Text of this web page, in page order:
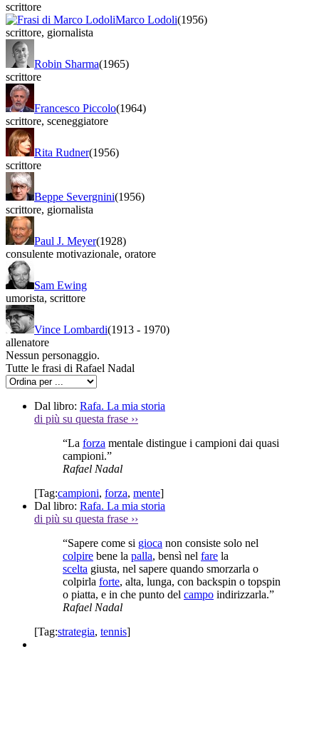
scrittore
Marco Lodoli(1956)
scrittore, giornalista
Robin Sharma(1965)
scrittore
Francesco Piccolo(1964)
scrittore, sceneggiatore
Rita Rudner(1956)
scrittore
Beppe Severgnini(1956)
scrittore, giornalista
Paul J. Meyer(1928)
consulente motivazionale, oratore
Sam Ewing
umorista, scrittore
Vince Lombardi(1913 - 1970)
allenatore
Nessun personaggio.
Tutte le frasi di Rafael Nadal
Dal libro: Rafa. La mia storia
di più su questa frase ››
“La forza mentale distingue i campioni dai quasi
campioni.”
Rafael Nadal
[Tag:campioni, forza, mente]
Dal libro: Rafa. La mia storia
di più su questa frase ››
“Sapere come si gioca non consiste solo nel
colpire bene la palla, bensì nel fare la
scelta giusta, nel sapere quando smorzarla o
colpirla forte, alta, lunga, con backspin o topspin
o piatta, e in che punto del campo indirizzarla.”
Rafael Nadal
[Tag:strategia, tennis]